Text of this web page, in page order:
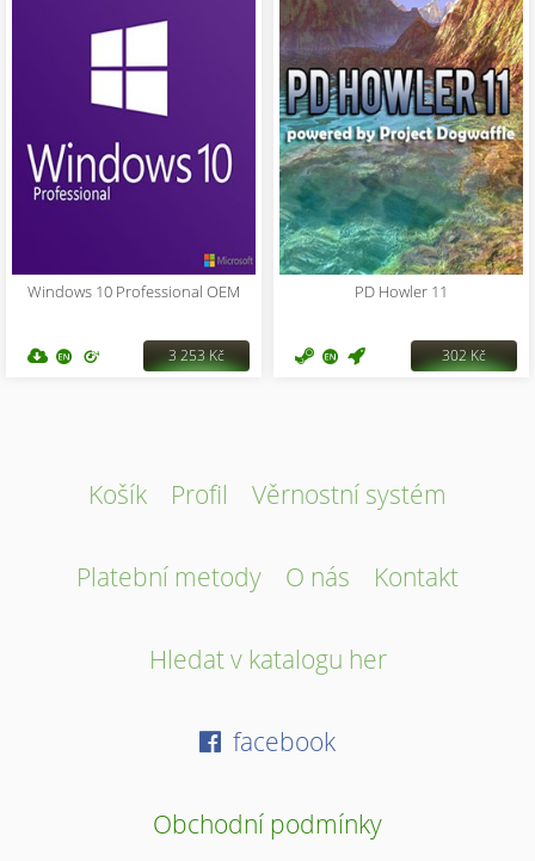
Windows 10 Professional OEM
3 253 Kč
PD Howler 11
302 Kč
Košík Profil Věrnostní systém
Platební metody O nás Kontakt
Hledat v katalogu her
facebook
Obchodní podmínky